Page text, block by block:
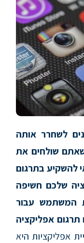
לשחרר אותה
שולחים את
להשקיע בתרגום
שלכם חשיפה
המשתמש עבור
תרגום אפליקציה
אפליקציות היא